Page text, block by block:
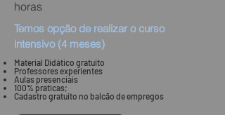
horas
Temos opção de realizar o curso
intensivo (4 meses)
Material Didático gratuito
Professores experientes
Aulas presenciais
100% praticas;
Cadastro gratuito no balcão de empregos